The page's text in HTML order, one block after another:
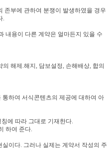
존부에 관하여 분쟁이 발생하였을 경우
.
내용이 다른 계약은 얼마든지 있을 수
해제.해지, 담보설정, 손해배상, 합의
하여 서식콘텐츠의 제공에 대하여 아
에 따라 그대로 기재한다.
하여 준다.
이다. 그러나 실제는 계약서 작성의 주